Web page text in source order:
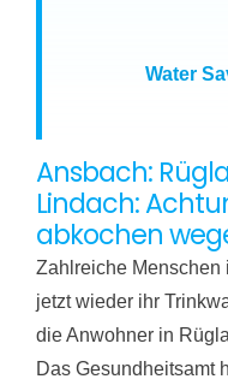
Water
Ansbach:
Lindach:
abkochen
Zahlreiche Menschen
jetzt wieder ihr
die Anwohner in
Das Gesundheitsamt